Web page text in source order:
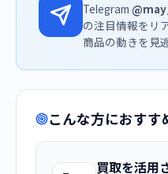
Telegram
の注目情報をリ
商品の動きを見
こんな方におすす
買取を活用